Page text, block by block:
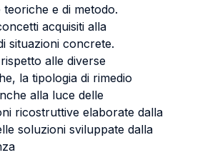
e di metodo.
acquisiti alla
situazioni concrete.
alle diverse
la tipologia di rimedio
alla luce delle
ricostruttive elaborate dalla
soluzioni sviluppate dalla